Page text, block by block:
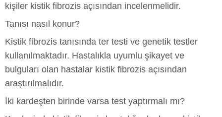
kişiler kistik fibrozis açısından incelenmelidir.
Tanısı nasıl konur?
Kistik fibrozis tanısında ter testi ve genetik testler
kullanılmaktadır. Hastalıkla uyumlu şikayet ve
bulguları olan hastalar kistik fibrozis açısından
araştırılmalıdır.
İki kardeşten birinde varsa test yaptırmalı mı?